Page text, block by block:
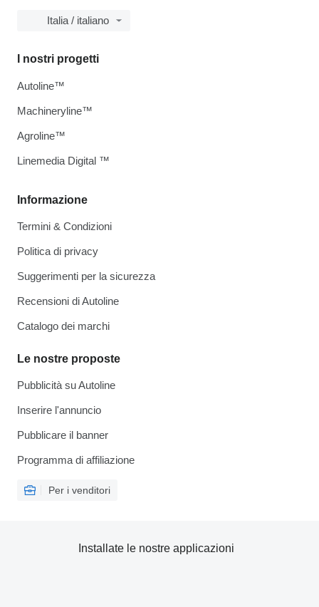
Italia / italiano
Informazione
Termini & Condizioni
Politica di privacy
Suggerimenti per la sicurezza
Recensioni di Autoline
Catalogo dei marchi
Le nostre proposte
Pubblicità su Autoline
Inserire l'annuncio
Pubblicare il banner
Programma di affiliazione
Per i venditori
I nostri progetti
Autoline™
Machineryline™
Agroline™
Linemedia Digital ™
Installate le nostre applicazioni